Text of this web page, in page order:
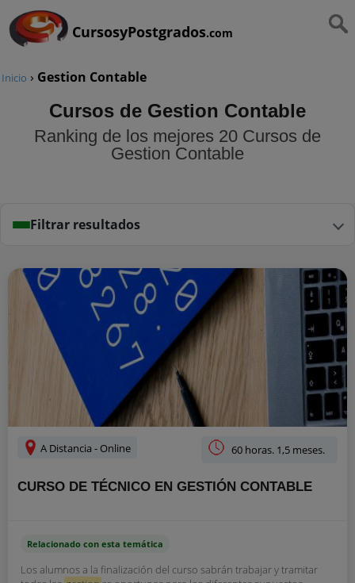
CursosyPostgrados.com
Inicio › Gestion Contable
Cursos de Gestion Contable
Ranking de los mejores 20 Cursos de
Gestion Contable
Filtrar resultados
A Distancia - Online 60 horas. 1,5 meses.
CURSO DE TÉCNICO EN GESTIÓN CONTABLE
Relacionado con esta temática
Los alumnos a la finalización del curso sabrán trabajar y tramitar